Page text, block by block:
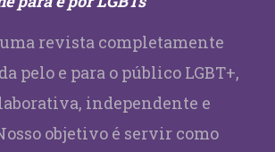
revista completamente
pelo e para o público LGBT+,
independente e
objetivo é servir como